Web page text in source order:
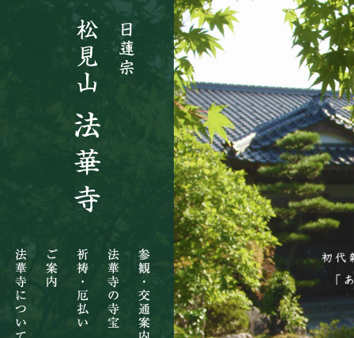
華
寺
に
つ
い
案
内
祷・
厄
払
い
華
寺
の
寺
宝
観・
交
通
案
内